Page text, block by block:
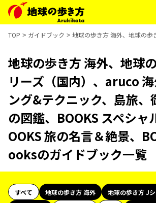
TOP ガイドブック 地球の歩き方 海外、地球の歩
地球の歩き方 海外、地球
リーズ（国内）、aruco
ング&テクニック、島旅、
の図鑑、BOOKS スペシャ
OOKS 旅の名言＆絶景、
ooksのガイドブック一覧
すべて 地球の歩き方 海外
地球の歩き方 Jシ